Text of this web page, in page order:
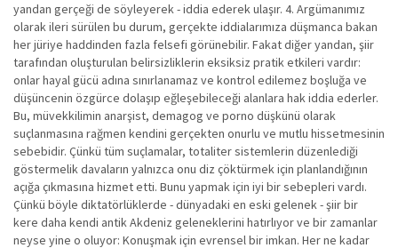
yandan gerçeği de söyleyerek - iddia ederek ulaşır. 4. Argümanımız
olarak ileri sürülen bu durum, gerçekte iddialarımıza düşmanca bakan
her jüriye haddinden fazla felsefi görünebilir. Fakat diğer yandan, şiir
tarafından oluşturulan belirsizliklerin eksiksiz pratik etkileri vardır:
onlar hayal gücü adına sınırlanamaz ve kontrol edilemez boşluğa ve
düşüncenin özgürce dolaşıp eğleşebileceği alanlara hak iddia ederler.
Bu, müvekkilimin anarşist, demagog ve porno düşkünü olarak
suçlanmasına rağmen kendini gerçekten onurlu ve mutlu hissetmesinin
sebebidir. Çünkü tüm suçlamalar, totaliter sistemlerin düzenlediği
göstermelik davaların yalnızca onu diz çöktürmek için planlandığının
açığa çıkmasına hizmet etti. Bunu yapmak için iyi bir sebepleri vardı.
Çünkü böyle diktatörlüklerde - dünyadaki en eski gelenek - şiir bir
kere daha kendi antik Akdeniz geleneklerini hatırlıyor ve bir zamanlar
neyse yine o oluyor: Konuşmak için evrensel bir imkan. Her ne kadar